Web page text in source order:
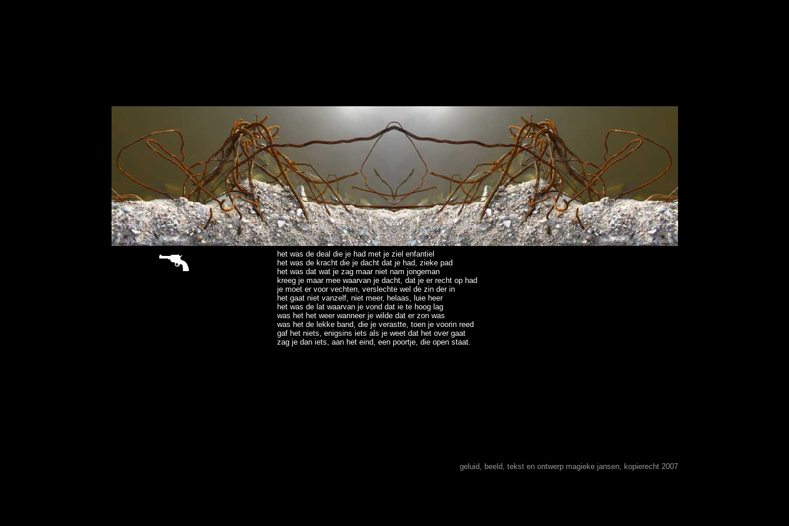
het was de deal die je had met je ziel enfantiel
het was de kracht die je dacht dat je had, zieke pad
het was dat wat je zag maar niet nam jongeman
kreeg je maar mee waarvan je dacht, dat je er recht op had
je moet er voor vechten, verslechte wel de zin der in
het gaat niet vanzelf, niet meer, helaas, luie heer
het was de lat waarvan je vond dat ie te hoog lag
was het het weer wanneer je wilde dat er zon was
was het de lekke band, die je verastte, toen je voorin reed
gaf het niets, enigsins iets als je weet dat het over gaat
zag je dan iets, aan het eind, een poortje, die open staat.
geluid, beeld, tekst en ontwerp magieke jansen, kopierecht 2007